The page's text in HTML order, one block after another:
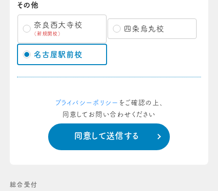
その他
奈良西大寺校
（新規開校）
四条烏丸校
名古屋駅前校
プライバシーポリシー をご確認の上、
同意してお問い合わせください
総合受付